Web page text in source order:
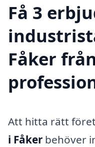
Få 3
Fåker
Att hitta rätt
i Fåker behöver